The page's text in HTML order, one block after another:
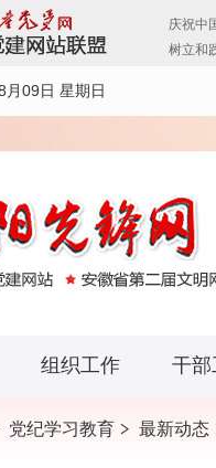
月09日 星期日
组织工作 干部
党纪学习教育 最新动态